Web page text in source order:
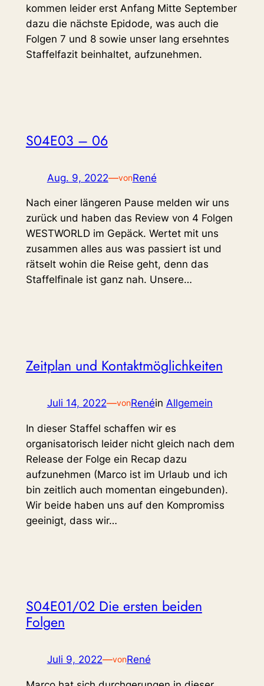
kommen leider erst Anfang Mitte September
dazu die nächste Epidode, was auch die
Folgen 7 und 8 sowie unser lang ersehntes
Staffelfazit beinhaltet, aufzunehmen.
S04E03 – 06
Aug. 9, 2022—vonRené
Nach einer längeren Pause melden wir uns
zurück und haben das Review von 4 Folgen
WESTWORLD im Gepäck. Wertet mit uns
zusammen alles aus was passiert ist und
rätselt wohin die Reise geht, denn das
Staffelfinale ist ganz nah. Unsere…
Zeitplan und Kontaktmöglichkeiten
Juli 14, 2022—vonRenéin Allgemein
In dieser Staffel schaffen wir es
organisatorisch leider nicht gleich nach dem
Release der Folge ein Recap dazu
aufzunehmen (Marco ist im Urlaub und ich
bin zeitlich auch momentan eingebunden).
Wir beide haben uns auf den Kompromiss
geeinigt, dass wir…
S04E01/02 Die ersten beiden
Folgen
Juli 9, 2022—vonRené